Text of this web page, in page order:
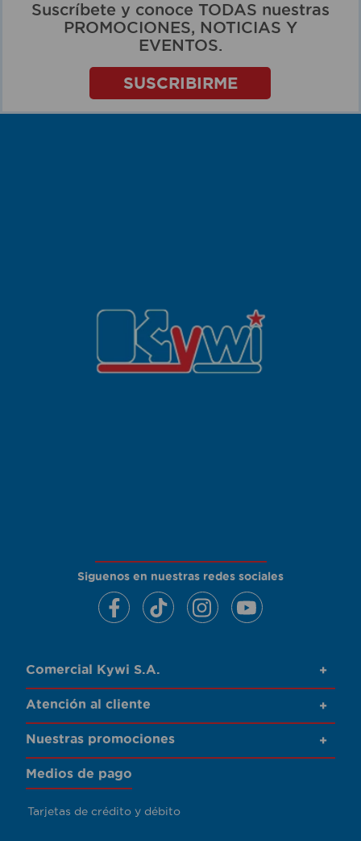
Suscríbete y conoce TODAS nuestras
PROMOCIONES, NOTICIAS Y
EVENTOS.
SUSCRIBIRME
Siguenos en nuestras redes sociales
Comercial Kywi S.A. +
Atención al cliente +
Nuestras promociones +
Medios de pago
Tarjetas de crédito y débito